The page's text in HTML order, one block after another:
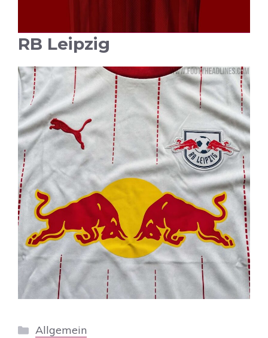
RB Leipzig
Kategorien
Allgemein